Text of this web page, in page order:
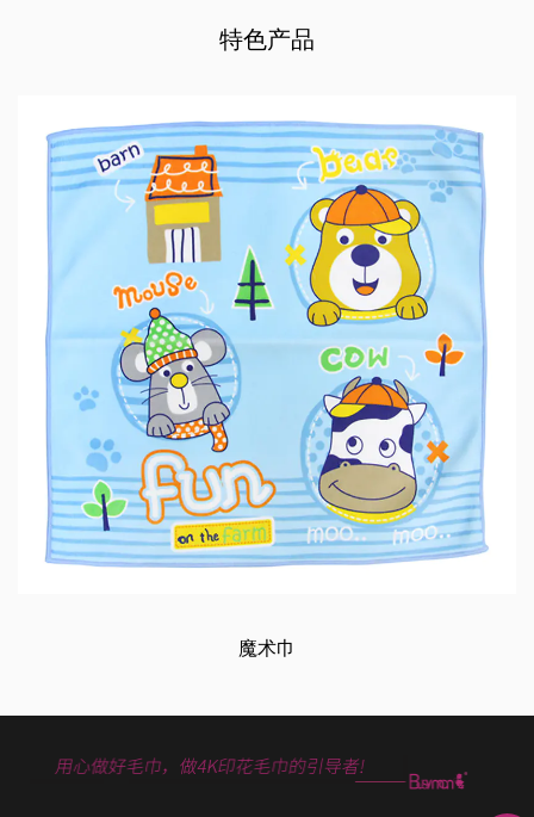
特色产品
魔术巾